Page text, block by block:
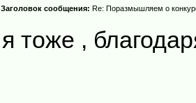
Заголовок сообщения: Re: Поразмышляем о
я тоже ,